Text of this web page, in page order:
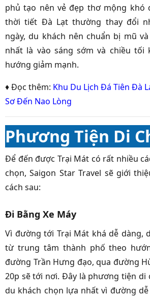
phủ tạo nên vẻ đẹp thơ mộng khó
thời tiết Đà Lạt thường thay đổi
ngày, du khách nên chuẩn bị mũ
nhất là vào sáng sớm và chiều tối
hướng giảm mạnh.
♦ Đọc thêm: Khu Du Lịch Đá Tiên Đà
Sơ Đến Nao Lòng
Phương Tiện Di
Để đến được Trại Mát có rất nhiều
chọn, Saigon Star Travel sẽ giới
cách sau:
Đi Bằng Xe Máy
Vì đường tới Trại Mát khá dễ dàng,
từ trung tâm thành phố theo
đường Trần Hưng đạo, qua đường
20p sẽ tới nơi. Đây là phương tiện di
du khách chọn lựa nhất vì đường